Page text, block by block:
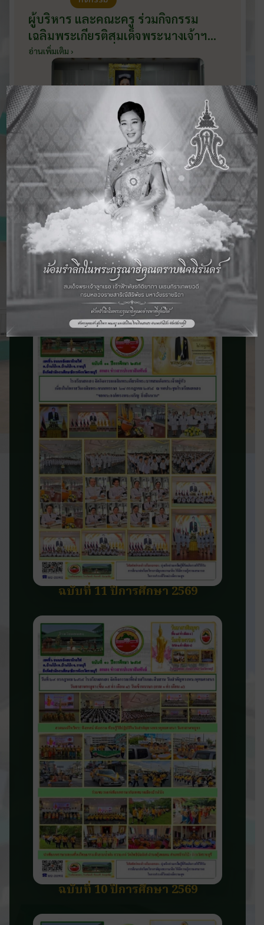
ผู้บริหาร และคณะครู ร่วมกิจกรรม
เฉลิมพระเกียรติสมเด็จพระนางเจ้าฯ
พระบรมราชินี เนื่องในโอกาสวันเฉลิม
พระชนมพรรษา กับหน่วยงานอำเภอ
เมืองบ้านโป่ง ณ ศาลาประชาคมริมน้ำ
วันที่ 3 มิถุนายน 2569
อ่านเพิ่มเติม ›
ดูข่าวสารทั้งหมด
จดหมายข่าว
ประชาสัมพันธ์
ติดตามข่าวสารและความเคลื่อนไหวของ
โรงเรียน
ฉบับที่ 11 ปีการศึกษา 2569
ฉบับที่ 10 ปีการศึกษา 2569